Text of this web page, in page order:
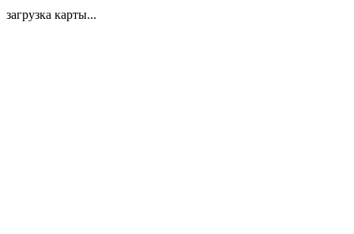
загрузка карты...